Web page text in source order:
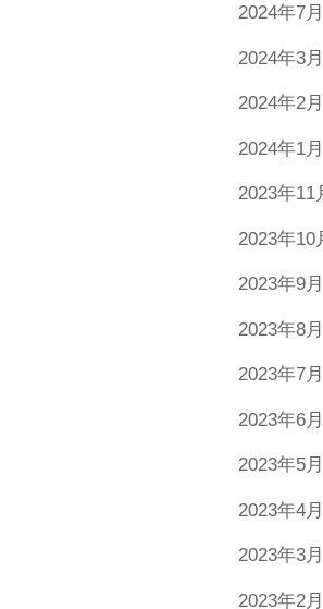
2024年7月
2024年3月
2024年2月
2024年1月
2023年11
2023年10
2023年9月
2023年8月
2023年7月
2023年6月
2023年5月
2023年4月
2023年3月
2023年2月